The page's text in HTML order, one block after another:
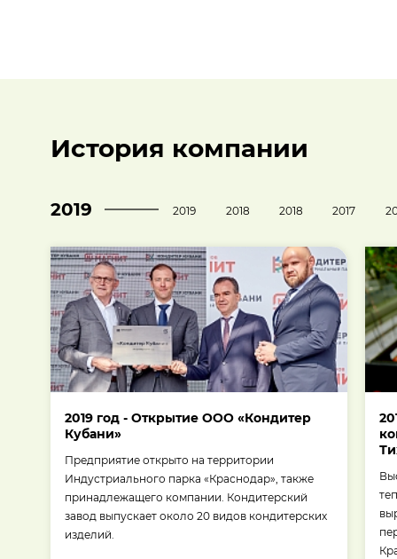
История компании
2019 2019 2018 2018 2017
2019 год - Открытие ООО «Кондитер
Кубани»
Предприятие открыто на территории
Индустриального парка «Краснодар», также
принадлежащего компании. Кондитерский
завод выпускает около 20 видов кондитерских
изделий.